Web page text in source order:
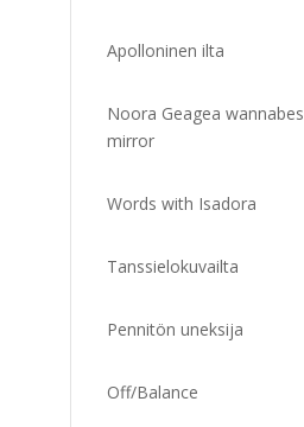
Apolloninen ilta
Noora Geagea wannabes
mirror
Words with Isadora
Tanssielokuvailta
Pennitön uneksija
Off/Balance